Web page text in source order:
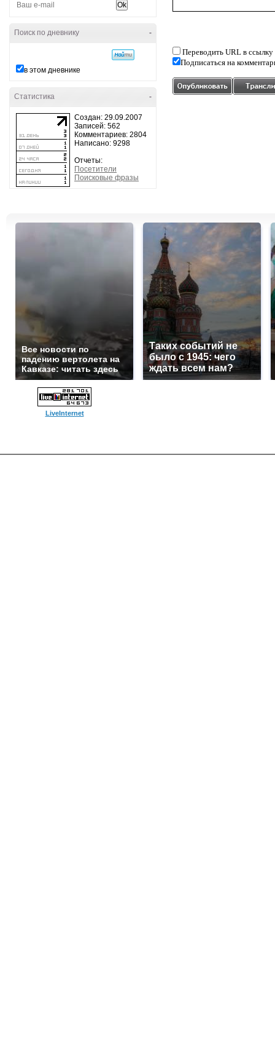
-
Поиск по дневнику
в этом дневнике
-
Статистика
Создан: 29.09.2007
Записей: 562
Комментариев: 2804
Написано: 9298
Отчеты:
Посетители
Поисковые фразы
Переводить URL в ссылку
Подписаться на
Все новости по
падению вертолета на
Кавказе: читать здесь
Таких событий не
было с 1945: чего
ждать всем нам?
LiveInternet